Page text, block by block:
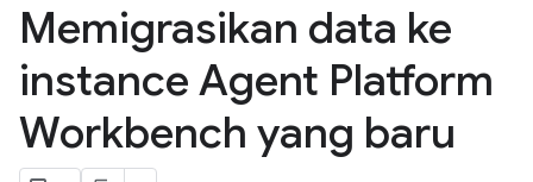
Memigrasikan data ke
instance Agent Platform
Workbench yang baru